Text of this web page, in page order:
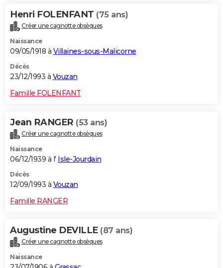
Henri FOLENFANT (75 ans)
Créer une cagnotte obsèques
Naissance
09/05/1918 à Villaines-sous-Malicorne
Décès
23/12/1993 à Vouzan
Famille FOLENFANT
Jean RANGER (53 ans)
Créer une cagnotte obsèques
Naissance
06/12/1939 à l' Isle-Jourdain
Décès
12/09/1993 à Vouzan
Famille RANGER
Augustine DEVILLE (87 ans)
Créer une cagnotte obsèques
Naissance